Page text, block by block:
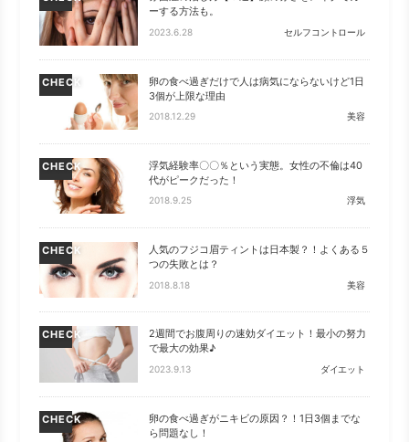
ーする方法も。
2023.6.28 セルフコントロール
CHECK
卵の食べ過ぎだけで人は病気にならないけど1日
3個が上限な理由
2018.12.29 美容
CHECK
浮気経験率〇〇％という実態。女性の不倫は40
代がピークだった！
2018.9.25 浮気
CHECK
人気のフジコ眉ティントは日本製？！よくある５
つの失敗とは？
2018.8.18 美容
CHECK
2週間でお腹周りの速効ダイエット！最小の努力
で最大の効果♪
2023.9.13 ダイエット
CHECK
卵の食べ過ぎがニキビの原因？！1日3個までな
ら問題なし！